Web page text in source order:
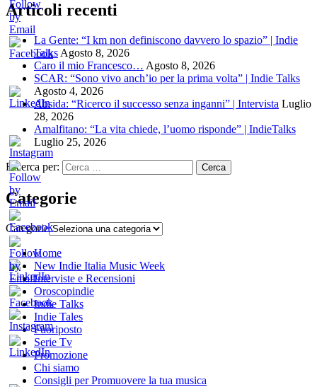
Articoli recenti
La Gente: “I km non definiscono davvero lo spazio” | Indie
Talks Agosto 8, 2026
Caro il mio Francesco… Agosto 8, 2026
SCAR: “Sono vivo anch’io per la prima volta” | Indie Talks
Agosto 4, 2026
Absida: “Ricerco il successo senza inganni” | Intervista Luglio
28, 2026
Amalfitano: “La vita chiede, l’uomo risponde” | IndieTalks
Luglio 25, 2026
Ricerca per:
Categorie
Categorie
Home
New Indie Italia Music Week
Interviste e Recensioni
Oroscopindie
Indie Talks
Indie Tales
Fuoriposto
Serie Tv
Promozione
Chi siamo
Consigli per Promuovere la tua musica